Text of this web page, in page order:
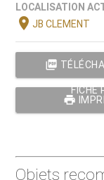
LOCALISATION
location_onJB CLEMENT
picture_as_pdf
FICHE
print
Objets